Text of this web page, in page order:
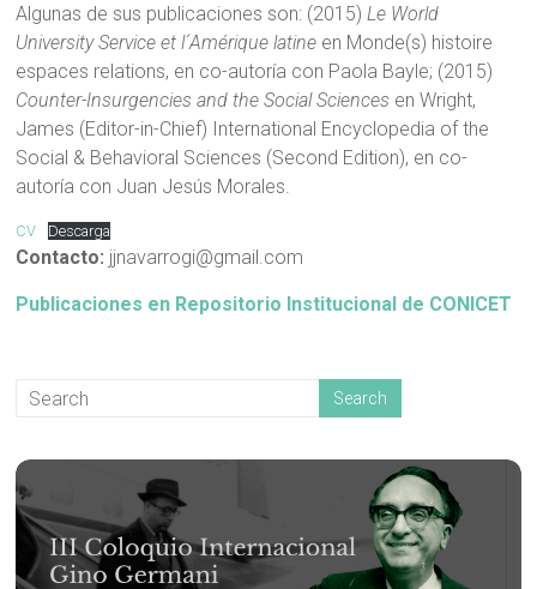
Algunas de sus publicaciones son: (2015)Le World
University Service et l´Amérique latine en Monde(s) histoire
espaces relations, en co-autoría con Paola Bayle; (2015)
Counter-Insurgencies and the Social Sciences en Wright,
James (Editor-in-Chief) International Encyclopedia of the
Social & Behavioral Sciences (Second Edition), en co-
autoría con Juan Jesús Morales.
CV Descarga
Contacto: jjnavarrogi@gmail.com
Publicaciones en Repositorio Institucional de CONICET